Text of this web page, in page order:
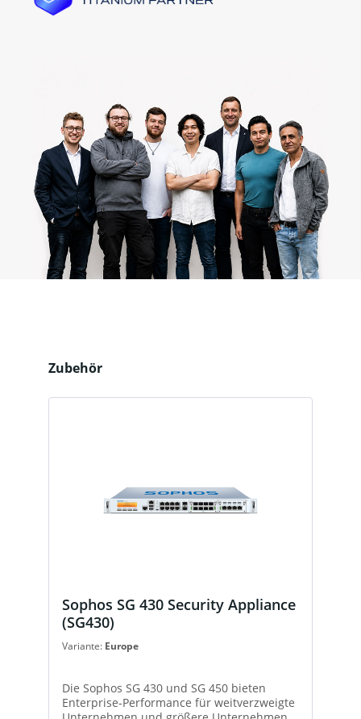
Produktgalerie überspringen
Zubehör
Sophos SG 430 Security Appliance
(SG430)
Variante: Europe
Die Sophos SG 430 und SG 450 bieten
Enterprise-Performance für weitverzweigte